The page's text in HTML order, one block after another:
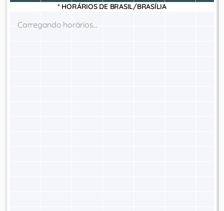
* HORÁRIOS DE BRASIL/BRASÍLIA
Carregando horários...